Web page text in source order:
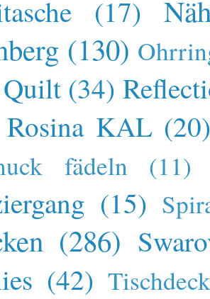
(17)
(130)
Quilt (34)
Rosina KAL
fädeln (11)
(15)
(286)
(42)